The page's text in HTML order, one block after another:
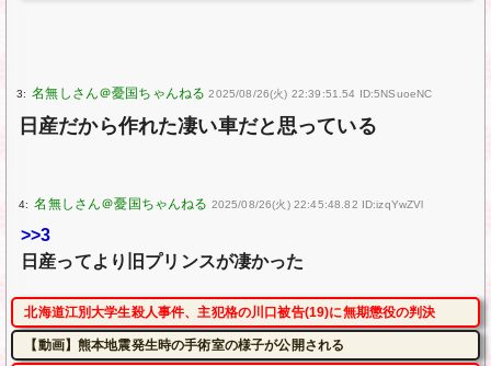
3: 2025/08/26(火) 22:39:51.54 ID:5NSuoeNC
日産だから作れた凄い車だと思っている
4: 2025/08/26(火) 22:45:48.82 ID:izqYwZVl
>>3
日産ってより旧プリンスが凄かった
北海道江別大学生殺人事件、主犯格の川口被告(19)に無期懲役の判決
【動画】熊本地震発生時の手術室の様子が公開される